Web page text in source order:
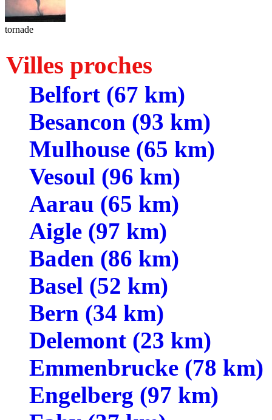
tornade
Villes proches
Belfort (67 km)
Besancon (93 km)
Mulhouse (65 km)
Vesoul (96 km)
Aarau (65 km)
Aigle (97 km)
Baden (86 km)
Basel (52 km)
Bern (34 km)
Delemont (23 km)
Emmenbrucke (78 km)
Engelberg (97 km)